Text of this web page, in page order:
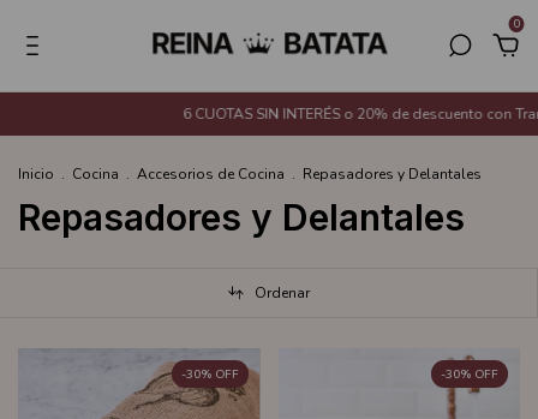
0
6 CUOTAS SIN INTERÉS o 20% de descuento con
Inicio . Cocina . Accesorios de Cocina . Repasadores y Delantales
Repasadores y Delantales
Ordenar
-30% OFF -30% OFF